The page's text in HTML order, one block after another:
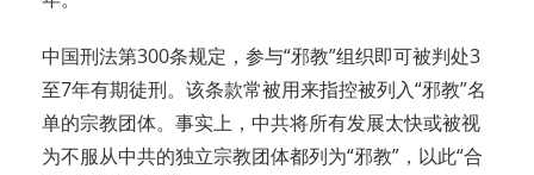
中国刑法第300条规定，参与“邪教”组织即可被判处3
至7年有期徒刑。该条款常被用来指控被列入“邪教”名
单的宗教团体。事实上，中共将所有发展太快或被视
为不服从中共的独立宗教团体都列为“邪教”，以此“合